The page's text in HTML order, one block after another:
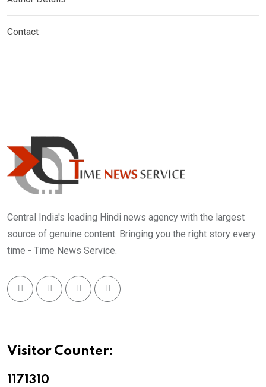
Contact
Central India's leading Hindi news agency with the largest
source of genuine content. Bringing you the right story every
time - Time News Service.
Visitor Counter:
11713 10